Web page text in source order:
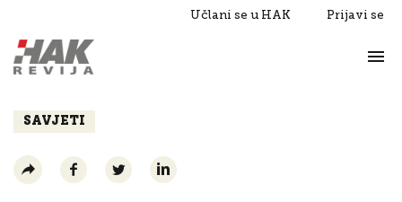
Učlani se u HAK Prijavi se
Razgovori
SAVJETI